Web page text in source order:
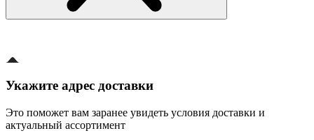
Укажите адрес доставки
Это поможет вам заранее увидеть условия доставки и
актуальный ассортимент